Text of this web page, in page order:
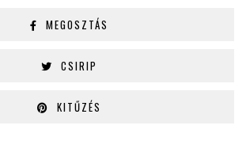
MEGOSZTÁS
CSIRIP
KITŰZÉS